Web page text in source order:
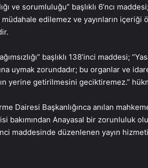
ve sorumluluğu” başlıklı 6’ncı
edilemez ve yayınların içeriği
başlıklı 138’inci maddesi;
uymak zorundadır; bu organlar ve
yerine getirilmesini geciktiremez.”
Dairesi Başkanlığınca anılan
bakımından Anayasal bir zorunluluk
maddesinde düzenlenen yayın
Doğal
Kirpiklerde
Datahost
Hizmetleri